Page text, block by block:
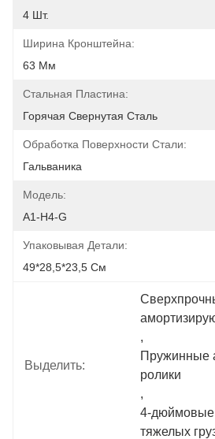
4 Шт.
Ширина Кронштейна:
63 Мм
Стальная Пластина:
Горячая Свернутая Сталь
Обработка Поверхности Стали:
Гальваника
Модель:
A1-H4-G
Упаковывая Детали:
49*28,5*23,5 См
Выделить:
,
Пружинные
ролики
,
4-дюймовые
тяжелых